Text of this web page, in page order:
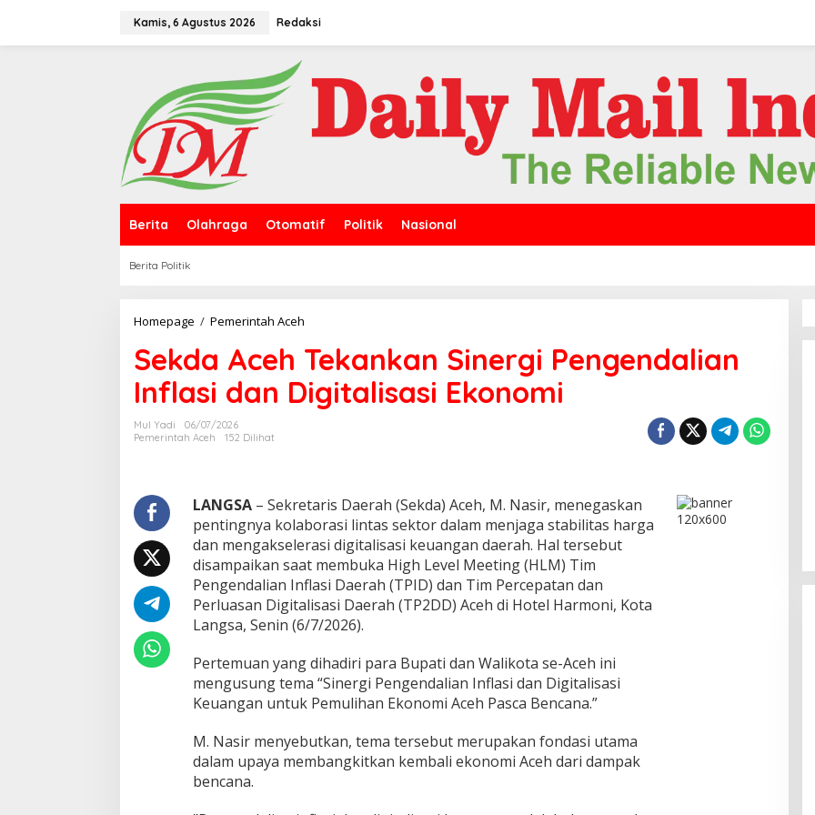
Kamis, 6 Agustus 2026 Redaksi
Berita Olahraga Otomatif Politik Nasional
Berita Politik
Homepage / Pemerintah Aceh
k
d
a
A
k
a
n
k
a
n
S
i
n
r
g
i
P
n
g
Sekda Aceh Tekankan Sinergi Pengendalian
Inflasi dan Digitalisasi Ekonomi
Mul Yadi
06/07/2026
Pemerintah Aceh
152 Dilihat
LANGSA– Sekretaris Daerah (Sekda) Aceh, M. Nasir, menegaskan
pentingnya kolaborasi lintas sektor dalam menjaga stabilitas harga
dan mengakselerasi digitalisasi keuangan daerah. Hal tersebut
disampaikan saat membuka High Level Meeting (HLM) Tim
Pengendalian Inflasi Daerah (TPID) dan Tim Percepatan dan
Perluasan Digitalisasi Daerah (TP2DD) Aceh di Hotel Harmoni, Kota
Langsa, Senin (6/7/2026).
​Pertemuan yang dihadiri para Bupati dan Walikota se-Aceh ini
mengusung tema “Sinergi Pengendalian Inflasi dan Digitalisasi
Keuangan untuk Pemulihan Ekonomi Aceh Pasca Bencana.”
M. Nasir menyebutkan, tema tersebut merupakan fondasi utama
dalam upaya membangkitkan kembali ekonomi Aceh dari dampak
bencana.
Aceh Tidak Terlibat Pemotongan
Bantuan, Setop Sebar Hoaks
Di Politik | 05/08/2026